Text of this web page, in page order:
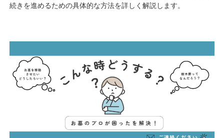
続きを進めるための具体的な方法を詳しく解説します。